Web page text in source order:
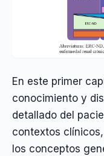
En este primer
conocimiento y
detallado del
contextos
los conceptos